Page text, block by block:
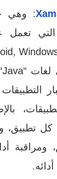
: وهي
التي
تطبيق،
ومراقبة